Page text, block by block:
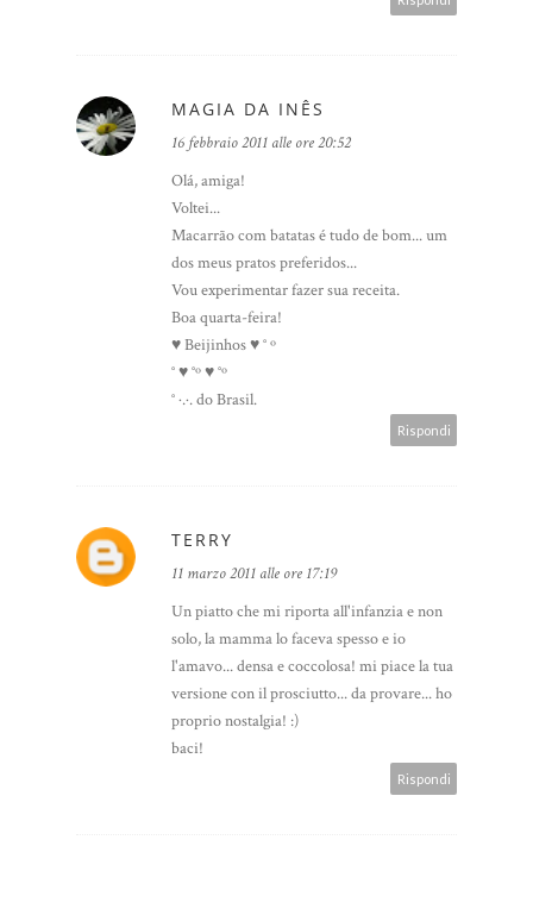
MAGIA DA INÊS
16 febbraio 2011 alle ore 20:52
Olá, amiga!
Voltei...
Macarrão com batatas é tudo de bom... um
dos meus pratos preferidos...
Vou experimentar fazer sua receita.
Boa quarta-feira!
♥ Beijinhos ♥ ° º
° ♥ °º ♥ °º
° ·.·. do Brasil.
Rispondi
TERRY
11 marzo 2011 alle ore 17:19
Un piatto che mi riporta all'infanzia e non
solo, la mamma lo faceva spesso e io
l'amavo... densa e coccolosa! mi piace la tua
versione con il prosciutto... da provare... ho
proprio nostalgia! :)
baci!
Rispondi